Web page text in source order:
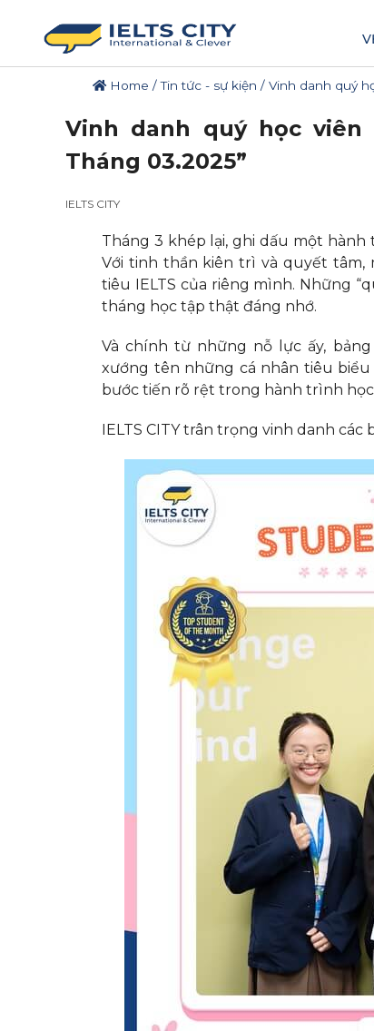
Home /Tin tức - sự kiện / Vinh danh quý
Vinh danh quý học
Tháng 03.2025”
IELTS CITY
Tháng 3 khép lại, ghi dấu một hành
Với tinh thần kiên trì và quyết tâm,
tiêu IELTS của riêng mình. Những
tháng học tập thật đáng nhớ.
Và chính từ những nỗ lực ấy,
xướng tên những cá nhân tiêu
bước tiến rõ rệt trong hành trình
IELTS CITY trân trọng vinh danh